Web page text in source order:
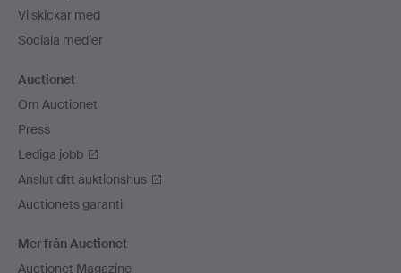
Vi skickar med
Sociala medier
Auctionet
Om Auctionet
Press
Lediga jobb
Anslut ditt auktionshus
Auctionets garanti
Mer från Auctionet
Auctionet Magazine